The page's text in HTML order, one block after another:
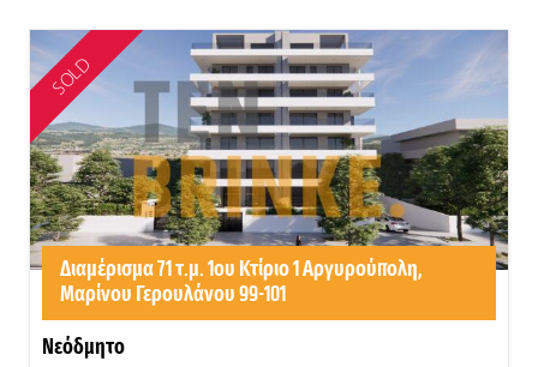
SOLD
Διαμέρισμα 71 τ.μ. 1ου Κτίριο 1 Αργυρούπολη,
Μαρίνου Γερουλάνου 99-101
Νεόδμητο